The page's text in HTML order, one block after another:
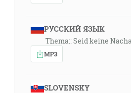
РУССКИЙ ЯЗЫК
Thema:: Seid keine
MP3
SLOVENSKY